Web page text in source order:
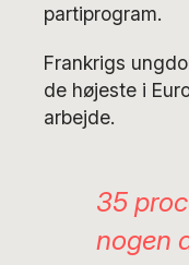
partiprogram.
Frankrigs
de højeste i
arbejde.
35
nogen